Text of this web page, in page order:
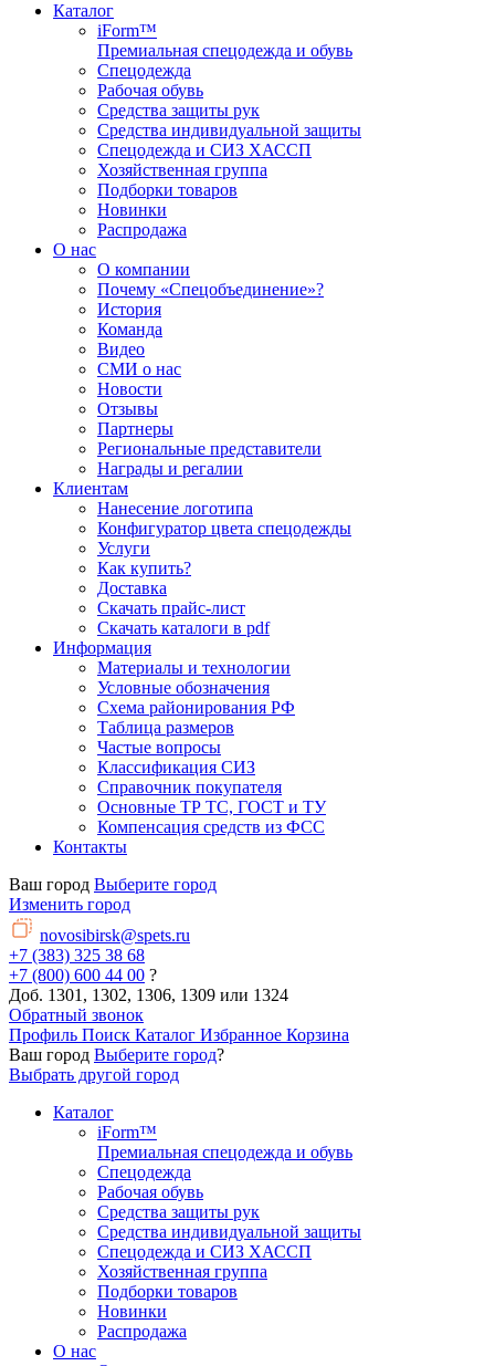
Каталог
iForm™
Премиальная спецодежда и обувь
Спецодежда
Рабочая обувь
Средства защиты рук
Средства индивидуальной защиты
Спецодежда и СИЗ ХАССП
Хозяйственная группа
Подборки товаров
Новинки
Распродажа
О нас
О компании
Почему «Спецобъединение»?
История
Команда
Видео
СМИ о нас
Новости
Отзывы
Партнеры
Региональные представители
Награды и регалии
Клиентам
Нанесение логотипа
Конфигуратор цвета спецодежды
Услуги
Как купить?
Доставка
Скачать прайс-лист
Скачать каталоги в pdf
Информация
Материалы и технологии
Условные обозначения
Схема районирования РФ
Таблица размеров
Частые вопросы
Классификация СИЗ
Справочник покупателя
Основные ТР ТС, ГОСТ и ТУ
Компенсация средств из ФСС
Контакты
Ваш город Выберите город
Изменить город
novosibirsk@spets.ru
+7 (383) 325 38 68
+7 (800) 600 44 00 ?
Доб. 1301, 1302, 1306, 1309 или 1324
Обратный звонок
Профиль Поиск Каталог Избранное Корзина
Ваш город Выберите город?
Выбрать другой город
Каталог
iForm™
Премиальная спецодежда и обувь
Спецодежда
Рабочая обувь
Средства защиты рук
Средства индивидуальной защиты
Спецодежда и СИЗ ХАССП
Хозяйственная группа
Подборки товаров
Новинки
Распродажа
О нас